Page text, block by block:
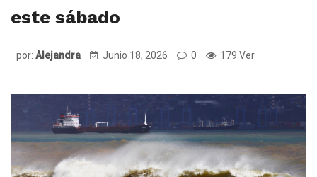
este sábado
por: Alejandra Junio 18, 2026 0 179 Ver